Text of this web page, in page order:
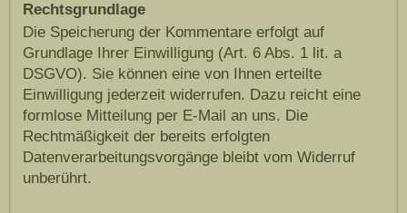
Rechtsgrundlage
Die Speicherung der Kommentare erfolgt auf
Grundlage Ihrer Einwilligung (Art. 6 Abs. 1 lit. a
DSGVO). Sie können eine von Ihnen erteilte
Einwilligung jederzeit widerrufen. Dazu reicht eine
formlose Mitteilung per E-Mail an uns. Die
Rechtmäßigkeit der bereits erfolgten
Datenverarbeitungsvorgänge bleibt vom Widerruf
unberührt.